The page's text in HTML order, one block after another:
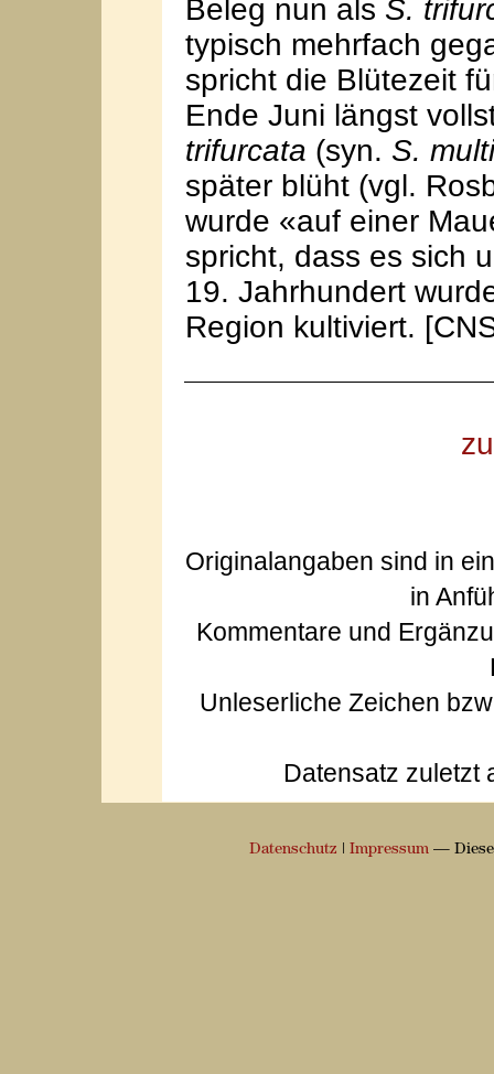
Beleg nun als S.
typisch mehrfach
spricht die Blütezeit
Ende Juni längst
trifurcata (syn. S.
später blüht (vgl.
wurde «auf einer
spricht, dass es sich
19. Jahrhundert
Region kultiviert.
Originalangaben sind in
in
Kommentare und
Unleserliche Zeichen
Datensatz zuletzt
Datenschutz Impressum— Diese